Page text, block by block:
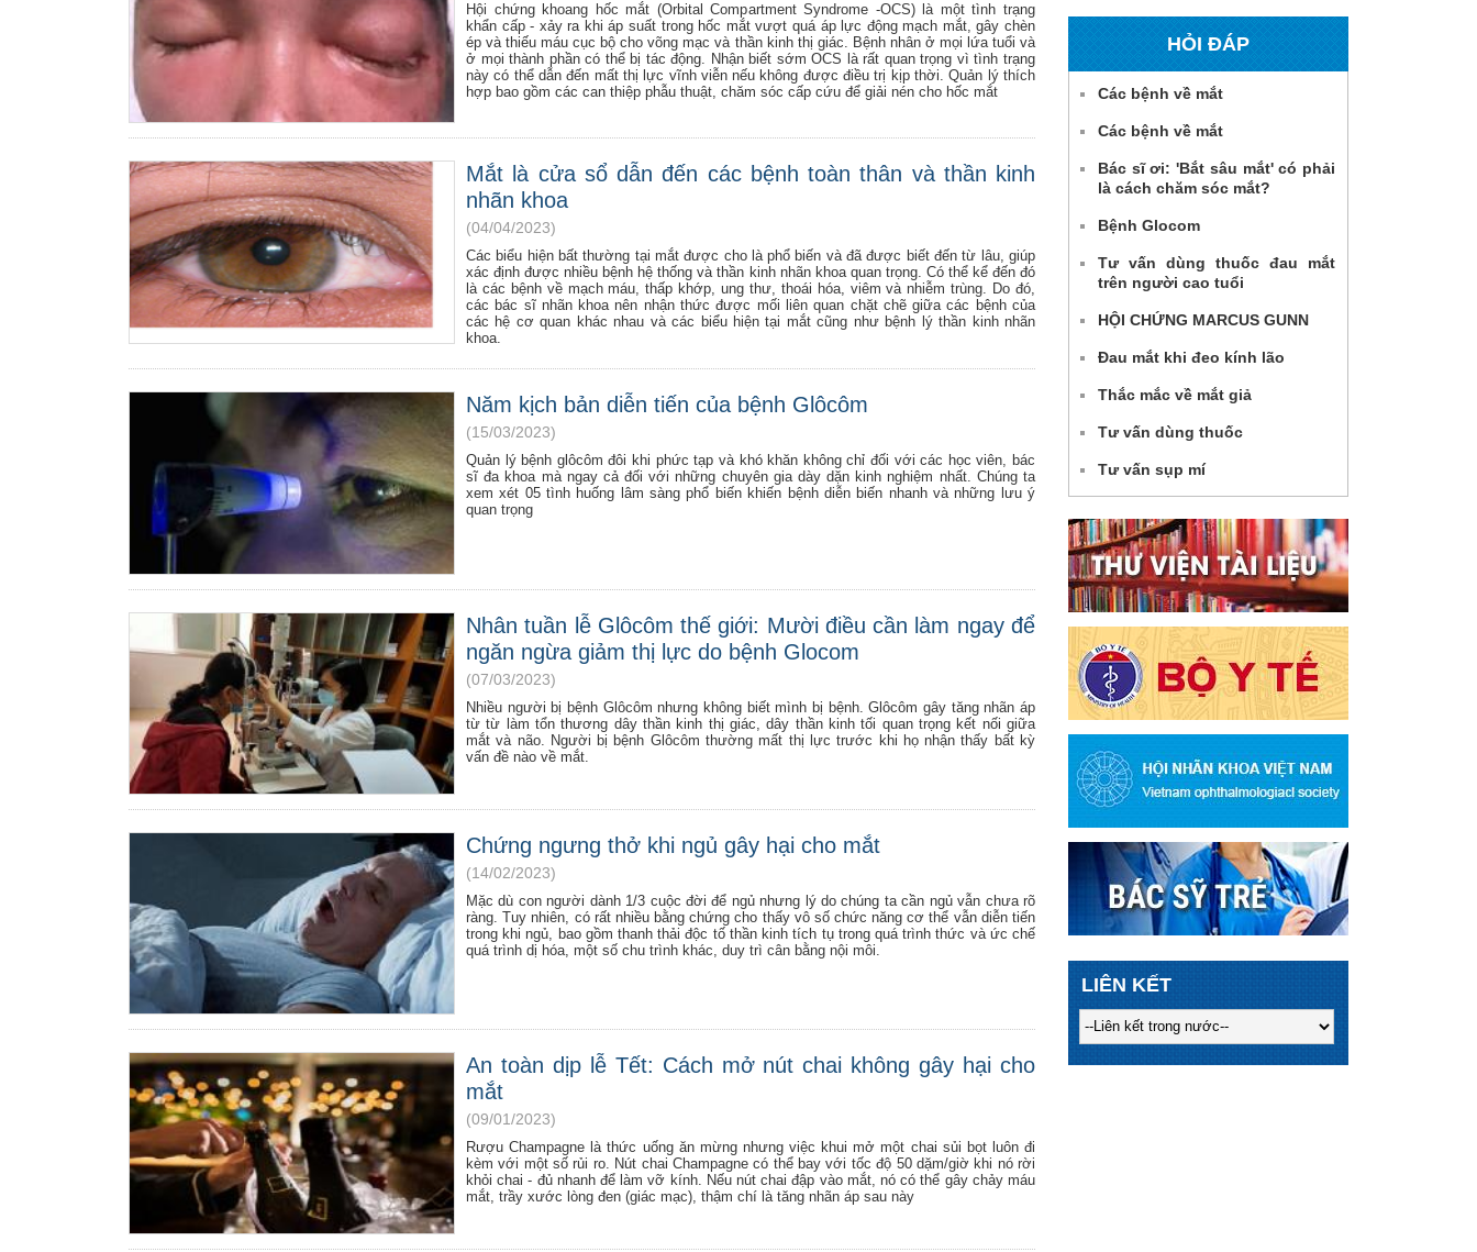
Hội chứng khoang hốc mắt (Orbital Compartment Syndrome -OCS) là một tình trạng
khẩn cấp - xảy ra khi áp suất trong hốc mắt vượt quá áp lực động mạch mắt, gây chèn
ép và thiếu máu cục bộ cho võng mạc và thần kinh thị giác. Bệnh nhân ở mọi lứa tuổi và
ở mọi thành phần có thể bị tác động. Nhận biết sớm OCS là rất quan trọng vì tình trạng
này có thể dẫn đến mất thị lực vĩnh viễn nếu không được điều trị kịp thời. Quản lý thích
hợp bao gồm các can thiệp phẫu thuật, chăm sóc cấp cứu để giải nén cho hốc mắt
Mắt là cửa sổ dẫn đến các bệnh toàn thân và thần kinh
nhãn khoa
(04/04/2023)
Các biểu hiện bất thường tại mắt được cho là phổ biến và đã được biết đến từ lâu, giúp
xác định được nhiều bệnh hệ thống và thần kinh nhãn khoa quan trọng. Có thể kể đến đó
là các bệnh về mạch máu, thấp khớp, ung thư, thoái hóa, viêm và nhiễm trùng. Do đó,
các bác sĩ nhãn khoa nên nhận thức được mối liên quan chặt chẽ giữa các bệnh của
các hệ cơ quan khác nhau và các biểu hiện tại mắt cũng như bệnh lý thần kinh nhãn
khoa.
Năm kịch bản diễn tiến của bệnh Glôcôm
(15/03/2023)
Quản lý bệnh glôcôm đôi khi phức tạp và khó khăn không chỉ đối với các học viên, bác
sĩ đa khoa mà ngay cả đối với những chuyên gia dày dặn kinh nghiệm nhất. Chúng ta
xem xét 05 tình huống lâm sàng phổ biến khiến bệnh diễn biến nhanh và những lưu ý
quan trọng
Nhân tuần lễ Glôcôm thế giới: Mười điều cần làm ngay để
ngăn ngừa giảm thị lực do bệnh Glocom
(07/03/2023)
Nhiều người bị bệnh Glôcôm nhưng không biết mình bị bệnh. Glôcôm gây tăng nhãn áp
từ từ làm tổn thương dây thần kinh thị giác, dây thần kinh tối quan trọng kết nối giữa
mắt và não. Người bị bệnh Glôcôm thường mất thị lực trước khi họ nhận thấy bất kỳ
vấn đề nào về mắt.
Chứng ngưng thở khi ngủ gây hại cho mắt
(14/02/2023)
Mặc dù con người dành 1/3 cuộc đời để ngủ nhưng lý do chúng ta cần ngủ vẫn chưa rõ
ràng. Tuy nhiên, có rất nhiều bằng chứng cho thấy vô số chức năng cơ thể vẫn diễn tiến
trong khi ngủ, bao gồm thanh thải độc tố thần kinh tích tụ trong quá trình thức và ức chế
quá trình dị hóa, một số chu trình khác, duy trì cân bằng nội môi.
An toàn dịp lễ Tết: Cách mở nút chai không gây hại cho
mắt
(09/01/2023)
Rượu Champagne là thức uống ăn mừng nhưng việc khui mở một chai sủi bọt luôn đi
kèm với một số rủi ro. Nút chai Champagne có thể bay với tốc độ 50 dặm/giờ khi nó rời
khỏi chai - đủ nhanh để làm vỡ kính. Nếu nút chai đập vào mắt, nó có thể gây chảy máu
mắt, trầy xước lòng đen (giác mạc), thậm chí là tăng nhãn áp sau này
HỎI ĐÁP
Các bệnh về mắt
Các bệnh về mắt
Bác sĩ ơi: 'Bắt sâu mắt' có phải
là cách chăm sóc mắt?
Bệnh Glocom
Tư vấn dùng thuốc đau mắt
trên người cao tuổi
HỘI CHỨNG MARCUS GUNN
Đau mắt khi đeo kính lão
Thắc mắc về mắt giả
Tư vấn dùng thuốc
Tư vấn sụp mí
LIÊN KẾT